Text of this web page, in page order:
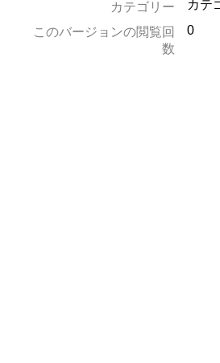
カテゴリー
カテ
このバージョンの閲覧回
数
0